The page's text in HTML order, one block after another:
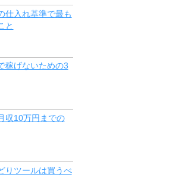
仕入れ基準で最も
と
稼げないための3
収10万円までの
りツールは買うべ